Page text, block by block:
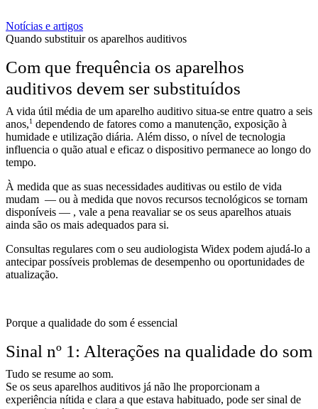
Notícias e artigos
Quando substituir os aparelhos auditivos
Com que frequência os aparelhos
auditivos devem ser substituídos
A vida útil média de um aparelho auditivo situa-se entre quatro a seis
anos,1 dependendo de fatores como a manutenção, exposição à
humidade e utilização diária. Além disso, o nível de tecnologia
influencia o quão atual e eficaz o dispositivo permanece ao longo do
tempo.
À medida que as suas necessidades auditivas ou estilo de vida
mudam — ou à medida que novos recursos tecnológicos se tornam
disponíveis — , vale a pena reavaliar se os seus aparelhos atuais
ainda são os mais adequados para si.
Consultas regulares com o seu audiologista Widex podem ajudá-lo a
antecipar possíveis problemas de desempenho ou oportunidades de
atualização.
Porque a qualidade do som é essencial
Sinal nº 1: Alterações na qualidade do som
Tudo se resume ao som.
Se os seus aparelhos auditivos já não lhe proporcionam a
experiência nítida e clara a que estava habituado, pode ser sinal de